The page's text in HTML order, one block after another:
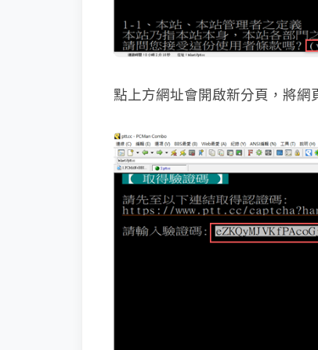
點上方網址會開啟新分頁，將網